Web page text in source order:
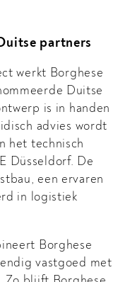
partners
werkt Borghese
Duitse
is in handen
advies wordt
het technisch
Düsseldorf. De
een ervaren
in logistiek
Borghese
vastgoed met